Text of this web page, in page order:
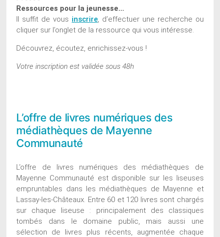
Ressources pour la jeunesse…
Il suffit de vous inscrire, d’effectuer une recherche ou
cliquer sur l’onglet de la ressource qui vous intéresse.
Découvrez, écoutez, enrichissez-vous !
Votre inscription est validée sous 48h
L’offre de livres numériques des
médiathèques de Mayenne
Communauté
L’offre de livres numériques des médiathèques de
Mayenne Communauté est disponible sur les liseuses
empruntables dans les médiathèques de Mayenne et
Lassay-les-Châteaux. Entre 60 et 120 livres sont chargés
sur chaque liseuse : principalement des classiques
tombés dans le domaine public, mais aussi une
sélection de livres plus récents, augmentée chaque